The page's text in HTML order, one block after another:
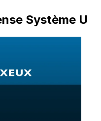
Système U